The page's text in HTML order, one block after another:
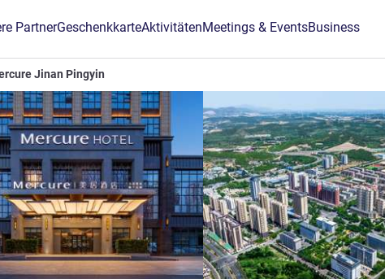
PartnerGeschenkkarteAktivitätenMeetings & EventsBusiness
Jinan Pingyin